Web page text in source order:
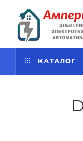
КАТАЛОГ